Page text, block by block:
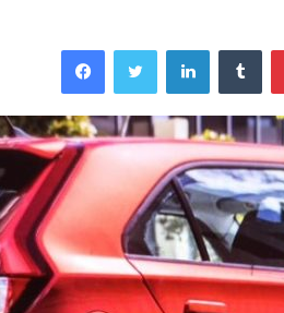
FacebookTwitter LinkedIn